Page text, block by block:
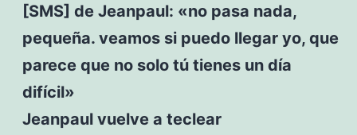
[SMS] de Jeanpaul: «no pasa nada,
pequeña. veamos si puedo llegar yo, que
parece que no solo tú tienes un día
difícil»
Jeanpaul vuelve a teclear